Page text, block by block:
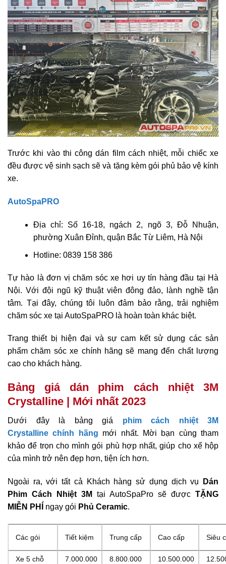
Trước khi vào thi công dán film cách nhiệt, mỗi chiếc xe
đều được vệ sinh sạch sẽ và tặng kèm gói phủ bảo vệ kính
xe.
AutoSpaPRO
Địa chỉ: Số 16-18, ngách 2, ngõ 3, Đỗ Nhuận,
phường Xuân Đỉnh, quận Bắc Từ Liêm, Hà Nội
Hotline: 0839 158 386
Tự hào là đơn vị chăm sóc xe hơi uy tín hàng đầu tại Hà
Nội. Với đội ngũ kỹ thuật viên đông đảo, lành nghề tận
tâm. Tại đây, chúng tôi luôn đảm bảo rằng, trải nghiệm
chăm sóc xe tại AutoSpaPRO là hoàn toàn khác biệt.
Trang thiết bị hiện đại và sự cam kết sử dụng các sản
phẩm chăm sóc xe chính hãng sẽ mang đến chất lượng
cao cho khách hàng.
Bảng giá dán phim cách nhiệt 3M
Crystalline | Mới nhất 2023
Dưới đây là bảng giá phim cách nhiệt 3M
Crystalline chính hãng mới nhất. Mời bạn cùng tham
khảo để trọn cho mình gói phù hợp nhất, giúp cho xế hộp
của mình trở nên đẹp hơn, tiện ích hơn.
Ngoài ra, với tất cả Khách hàng sử dụng dịch vụ
Dán
Phim Cách Nhiệt 3M
tại AutoSpaPro sẽ được TẶNG
MIỄN PHÍ
ngay gói Phủ Ceramic.
Các gói Tiết kiệm Trung cấp Cao cấp Siêu
Xe 5 chỗ 7.000.000 8.800.000 10.500.000